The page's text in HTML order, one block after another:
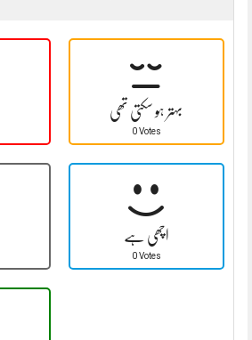
بہتر ہو سکتی تھی
0 Votes
اچھی ہے
0 Votes